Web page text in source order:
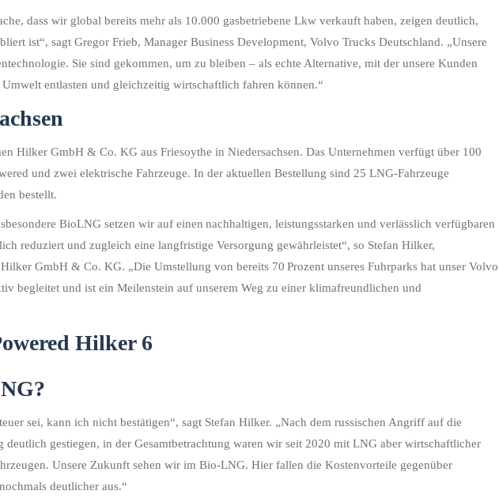
dass wir global bereits mehr als 10.000 gasbetriebene Lkw verkauft haben, zeigen deutlich,
ist“, sagt Gregor Frieb, Manager Business Development, Volvo Trucks Deutschland. „Unsere
Sie sind gekommen, um zu bleiben – als echte Alternative, mit der unsere Kunden
entlasten und gleichzeitig wirtschaftlich fahren können.“
Hilker GmbH & Co. KG aus Friesoythe in Niedersachsen. Das Unternehmen verfügt über 100
und zwei elektrische Fahrzeuge. In der aktuellen Bestellung sind 25 LNG-Fahrzeuge
bestellt.
BioLNG setzen wir auf einen nachhaltigen, leistungsstarken und verlässlich verfügbaren
reduziert und zugleich eine langfristige Versorgung gewährleistet“, so Stefan Hilker,
GmbH & Co. KG. „Die Umstellung von bereits 70 Prozent unseres Fuhrparks hat unser Volvo
begleitet und ist ein Meilenstein auf unserem Weg zu einer klimafreundlichen und
sei, kann ich nicht bestätigen“, sagt Stefan Hilker. „Nach dem russischen Angriff auf die
gestiegen, in der Gesamtbetrachtung waren wir seit 2020 mit LNG aber wirtschaftlicher
Unsere Zukunft sehen wir im Bio-LNG. Hier fallen die Kostenvorteile gegenüber
deutlicher aus.“